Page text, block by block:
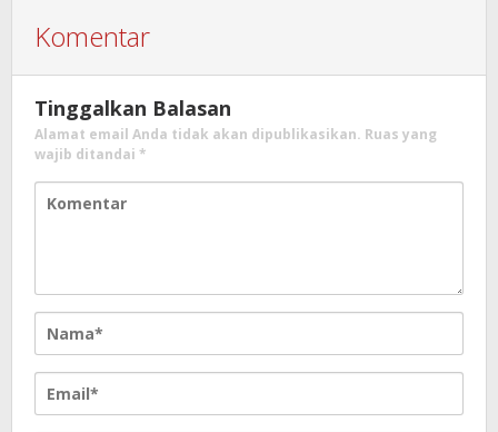
Komentar
Tinggalkan Balasan
Alamat email Anda tidak akan dipublikasikan. Ruas yang
wajib ditandai *